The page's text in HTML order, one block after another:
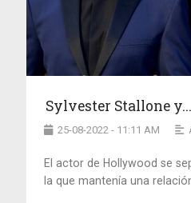
Sylvester Stallone y...
25-08-2022 - 11:11 AM
El actor de Hollywood se
la que mantenía una